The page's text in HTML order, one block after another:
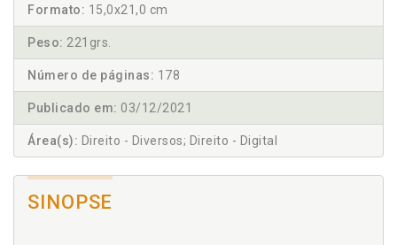
Formato: 15,0x21,0 cm
Peso: 221grs.
Número de páginas: 178
Publicado em: 03/12/2021
Área(s): Direito - Diversos; Direito - Digital
SINOPSE